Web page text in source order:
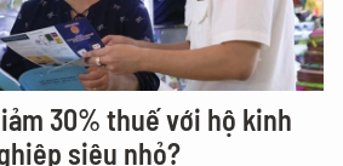
30% thuế với hộ kinh
siêu nhỏ?